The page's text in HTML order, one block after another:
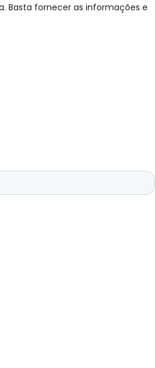
Basta fornecer as informações e